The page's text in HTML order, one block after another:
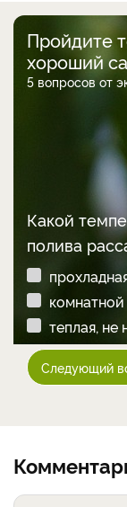
Пройдите
хороший
5 вопросов от
Какой
полива
теплая, не
Следующий